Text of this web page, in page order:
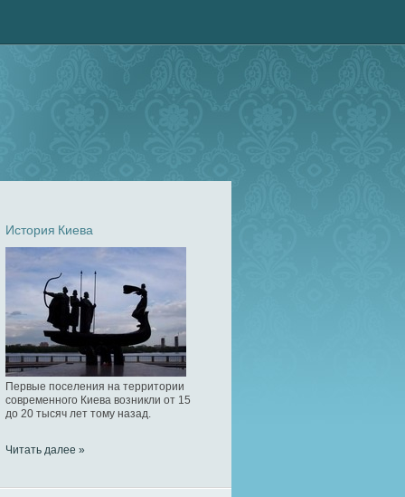
История Киева
Первые поселения на территории
современного Киева возникли от 15
до 20 тысяч лет тому назад.
Читать далее »